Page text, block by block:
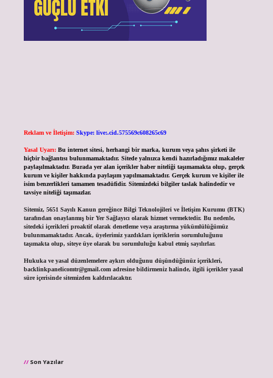
Reklam ve İletişim: Skype: live:.cid.575569c608265c69
Yasal Uyarı: Bu internet sitesi, herhangi bir marka, kurum veya şahıs şirketi ile
hiçbir bağlantısı bulunmamaktadır. Sitede yalnızca kendi hazırladığımız makaleler
paylaşılmaktadır. Burada yer alan içerikler haber niteliği taşımamakta olup, gerçek
kurum ve kişiler hakkında paylaşım yapılmamaktadır. Gerçek kurum ve kişiler ile
isim benzerlikleri tamamen tesadüfidir. Sitemizdeki bilgiler taslak halindedir ve
tavsiye niteliği taşımazlar.
Sitemiz, 5651 Sayılı Kanun gereğince Bilgi Teknolojileri ve İletişim Kurumu (BTK)
tarafından onaylanmış bir Yer Sağlayıcı olarak hizmet vermektedir. Bu nedenle,
sitedeki içerikleri proaktif olarak denetleme veya araştırma yükümlülüğümüz
bulunmamaktadır. Ancak, üyelerimiz yazdıkları içeriklerin sorumluluğunu
taşımakta olup, siteye üye olarak bu sorumluluğu kabul etmiş sayılırlar.
Hukuka ve yasal düzenlemelere aykırı olduğunu düşündüğünüz içerikleri,
backlinkpanelicomtr@gmail.comadresine bildirmeniz halinde, ilgili içerikler yasal
süre içerisinde sitemizden kaldırılacaktır.
Son Yazılar